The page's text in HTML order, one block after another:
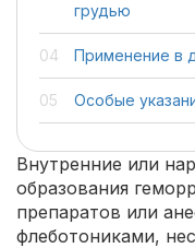
грудью
Применение в
Особые
Внутренние или
образования
препаратов или
флеботониками,